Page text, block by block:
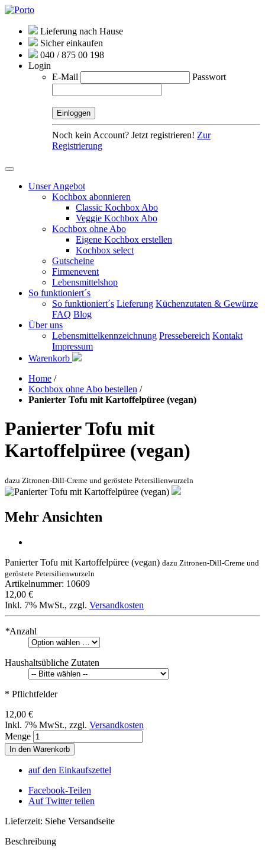
Lieferung nach Hause
Sicher einkaufen
040 / 875 00 198
Login
E-Mail
Passwort
Noch kein Account? Jetzt registrieren! Zur
Registrierung
Unser Angebot
Kochbox abonnieren
Classic Kochbox Abo
Veggie Kochbox Abo
Kochbox ohne Abo
Eigene Kochbox erstellen
Kochbox select
Gutscheine
Firmenevent
Lebensmittelshop
So funktioniert´s
So funktioniert´s Lieferung Küchenzutaten & Gewürze
FAQ Blog
Über uns
Lebensmittelkennzeichnung Pressebereich Kontakt
Impressum
Warenkorb
Home /
Kochbox ohne Abo bestellen /
Panierter Tofu mit Kartoffelpüree (vegan)
Panierter Tofu mit
Kartoffelpüree (vegan)
dazu Zitronen-Dill-Creme und geröstete Petersilienwurzeln
Mehr Ansichten
Panierter Tofu mit Kartoffelpüree (vegan) dazu Zitronen-Dill-Creme und
geröstete Petersilienwurzeln
Artikelnummer: 10609
12,00 €
Inkl. 7% MwSt., zzgl. Versandkosten
*Anzahl
Haushaltsübliche Zutaten
* Pflichtfelder
12,00 €
Inkl. 7% MwSt., zzgl. Versandkosten
Menge
In den Warenkorb
auf den Einkaufszettel
Facebook-Teilen
Auf Twitter teilen
Lieferzeit: Siehe Versandseite
Beschreibung